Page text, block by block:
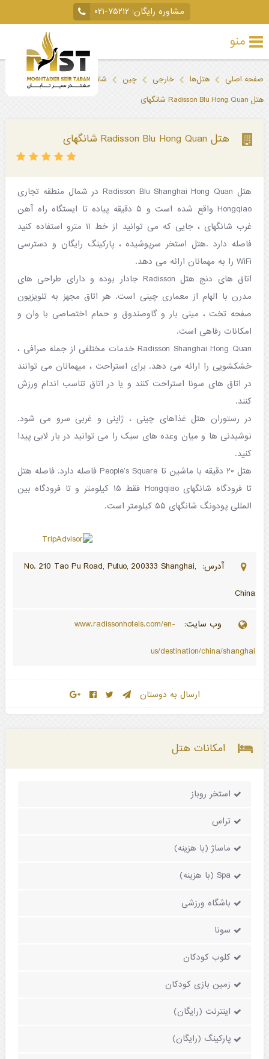
مشاوره رایگان: ۰۲۱-۷۵۲۱۲
منو
داخلی
آخری
جاذبه‌های
گردشگری
صفحه اصلی هتل‌ها خارجی چین
شانگهای
هتل Radisson Blu Hong Quan شانگهای
هتل Radisson Blu Hong Quan شانگهای
هتل Radisson Blu Shanghai Hong Quan در شمال منطقه تجاری
Hongqiao واقع شده است و ۵ دقیقه پیاده تا ایستگاه راه آهن
غرب شانگهای ، جایی که می توانید از خط ۱۱ مترو استفاده کنید
فاصله دارد .هتل استخر سرپوشیده ، پارکینگ رایگان و دسترسی
WiFi را به مهمانان ارائه می دهد.
اتاق های دنج هتل Radisson جادار بوده و دارای طراحی های
مدرن با الهام از معماری چینی است. هر اتاق مجهز به تلویزیون
صفحه تخت ، مینی بار و گاوصندوق و حمام اختصاصی با وان و
امکانات رفاهی است.
Radisson Shanghai Hong Quan خدمات مختلفی از جمله صرافی ،
خشکشویی را ارائه می دهد. برای استراحت ، میهمانان می توانند
در اتاق های سونا استراحت کنند و یا در اتاق تناسب اندام ورزش
کنند.
در رستوران هتل غذاهای چینی ، ژاپنی و غربی سرو می شود.
نوشیدنی ها و میان وعده های سبک را می توانید در بار لابی پیدا
کنید.
هتل ۲۰ دقیقه با ماشین تا People’s Square فاصله دارد. فاصله هتل
تا فرودگاه شانگهای Hongqiao فقط ۱۵ کیلومتر و تا فرودگاه بین
المللی پودونگ شانگهای ۵۵ کیلومتر است.
آدرس: No. 210 Tao Pu Road, Putuo, 200333 Shanghai,
China
وب سایت: www.radissonhotels.com/en-
us/destination/china/shanghai
ارسال به دوستان
امکانات هتل
استخر روباز
تراس
ماساژ (با هزینه)
Spa (با هزینه)
باشگاه ورزشی
سونا
کلوب کودکان
زمین بازی کودکان
اینترنت (رایگان)
پارکینگ (رایگان)